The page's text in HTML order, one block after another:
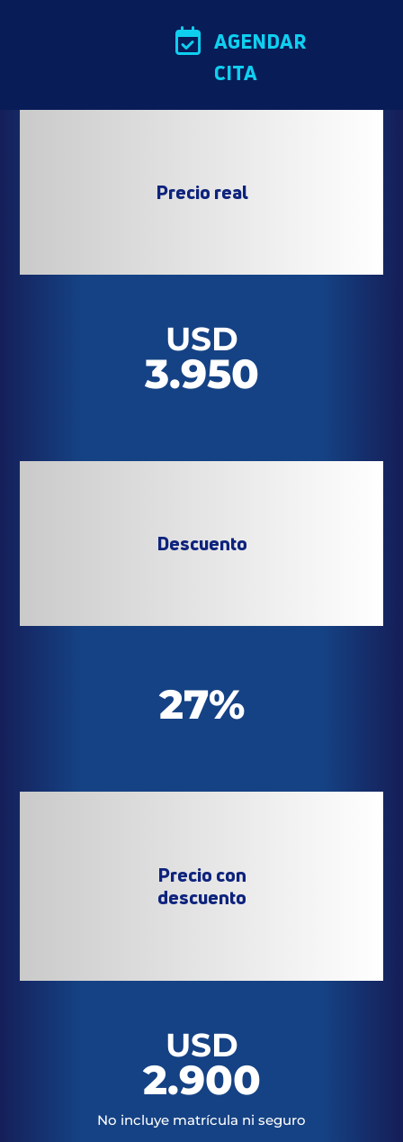
 AGENDAR
CITA
Precio real
USD
3.950
Descuento
27%
Precio con
descuento
USD
2.900
No incluye matrícula ni seguro